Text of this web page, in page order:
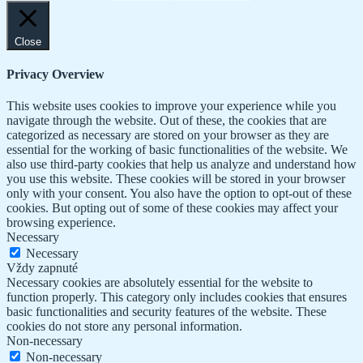
Close
Privacy Overview
This website uses cookies to improve your experience while you
navigate through the website. Out of these, the cookies that are
categorized as necessary are stored on your browser as they are
essential for the working of basic functionalities of the website. We
also use third-party cookies that help us analyze and understand how
you use this website. These cookies will be stored in your browser
only with your consent. You also have the option to opt-out of these
cookies. But opting out of some of these cookies may affect your
browsing experience.
Necessary
Necessary
Vždy zapnuté
Necessary cookies are absolutely essential for the website to
function properly. This category only includes cookies that ensures
basic functionalities and security features of the website. These
cookies do not store any personal information.
Non-necessary
Non-necessary